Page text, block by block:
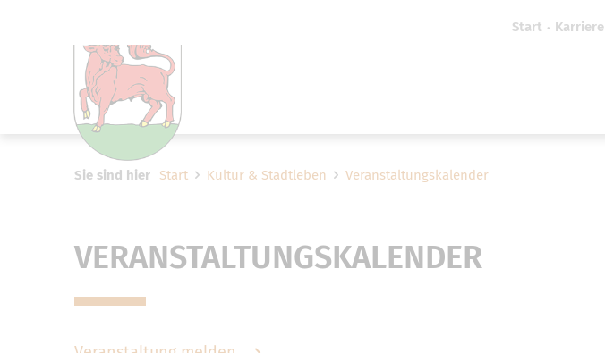
Start Karriere
Sie sind hier Start Kultur & Stadtleben Veranstaltungskalender
VERANSTALTUNGSKALENDER